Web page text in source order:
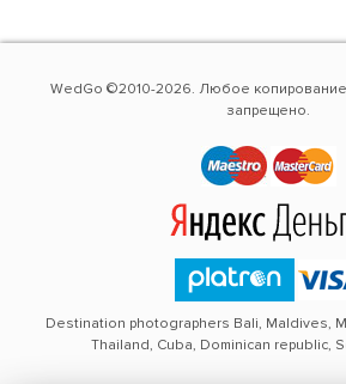
WedGo ©2010-2026. Любое копирование
запрещено.
Destination photographers Bali, Maldives,
Thailand, Cuba, Dominican republic,